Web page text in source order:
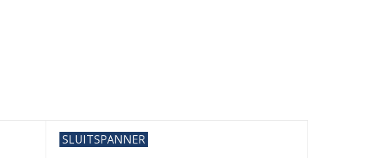
SLUITSPANNER